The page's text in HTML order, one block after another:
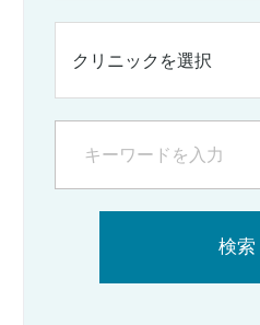
クリニックを選択
検索